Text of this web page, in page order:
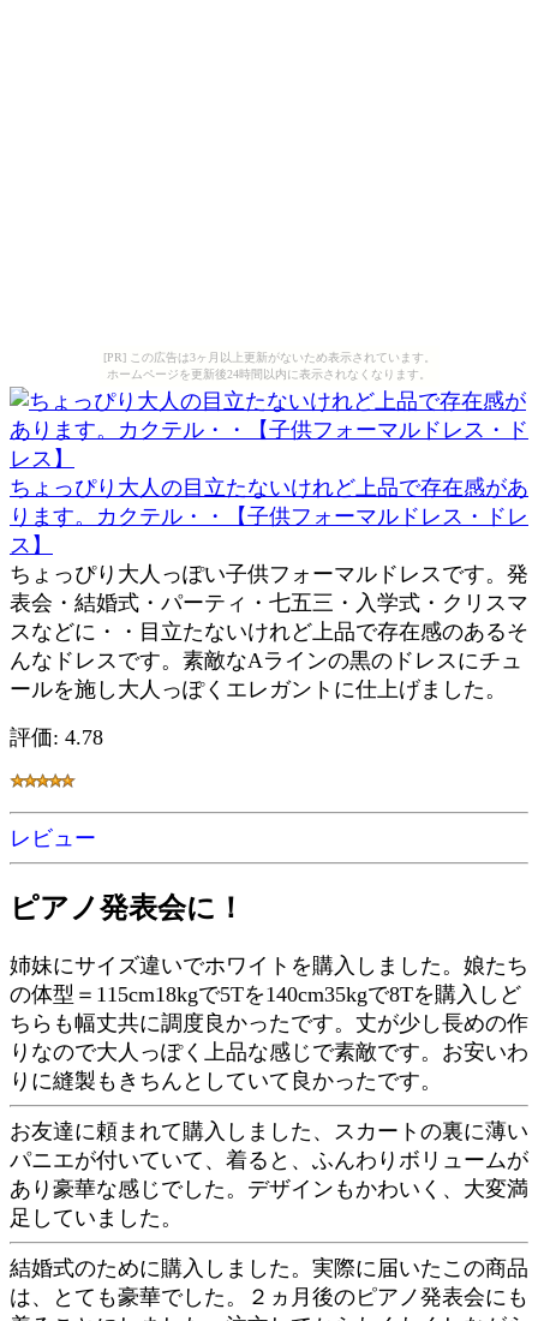
[PR] この広告は3ヶ月以上更新がないため表示されています。
ホームページを更新後24時間以内に表示されなくなります。
ちょっぴり大人の目立たないけれど上品で存在感があ
ります。カクテル・・【子供フォーマルドレス・ドレ
ス】
ちょっぴり大人っぽい子供フォーマルドレスです。発
表会・結婚式・パーティ・七五三・入学式・クリスマ
スなどに・・目立たないけれど上品で存在感のあるそ
んなドレスです。素敵なAラインの黒のドレスにチュ
ールを施し大人っぽくエレガントに仕上げました。
評価: 4.78
レビュー
ピアノ発表会に！
姉妹にサイズ違いでホワイトを購入しました。娘たち
の体型＝115cm18kgで5Tを140cm35kgで8Tを購入しど
ちらも幅丈共に調度良かったです。丈が少し長めの作
りなので大人っぽく上品な感じで素敵です。お安いわ
りに縫製もきちんとしていて良かったです。
お友達に頼まれて購入しました、スカートの裏に薄い
パニエが付いていて、着ると、ふんわりボリュームが
あり豪華な感じでした。デザインもかわいく、大変満
足していました。
結婚式のために購入しました。実際に届いたこの商品
は、とても豪華でした。２ヵ月後のピアノ発表会にも